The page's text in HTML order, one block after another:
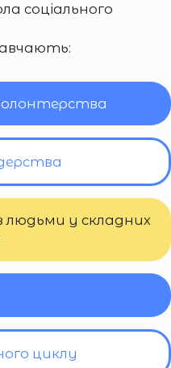
соціального
людьми у складних
циклу